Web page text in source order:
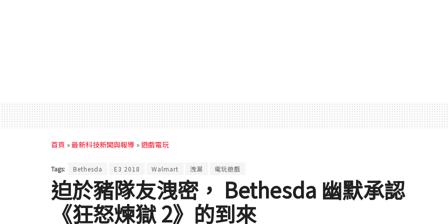
首頁 »最新科技新聞與報導 »遊戲電玩
Tags: Bethesda E3 2018 Walmart 洩漏 電玩遊戲
迫於豬隊友洩密， Bethesda 幽默承認
《狂怒煉獄 2》的到來